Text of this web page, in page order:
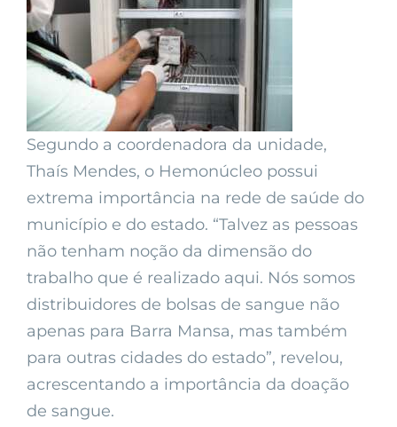
Segundo a coordenadora da unidade,
Thaís Mendes, o Hemonúcleo possui
extrema importância na rede de saúde do
município e do estado. “Talvez as pessoas
não tenham noção da dimensão do
trabalho que é realizado aqui. Nós somos
distribuidores de bolsas de sangue não
apenas para Barra Mansa, mas também
para outras cidades do estado”, revelou,
acrescentando a importância da doação
de sangue.